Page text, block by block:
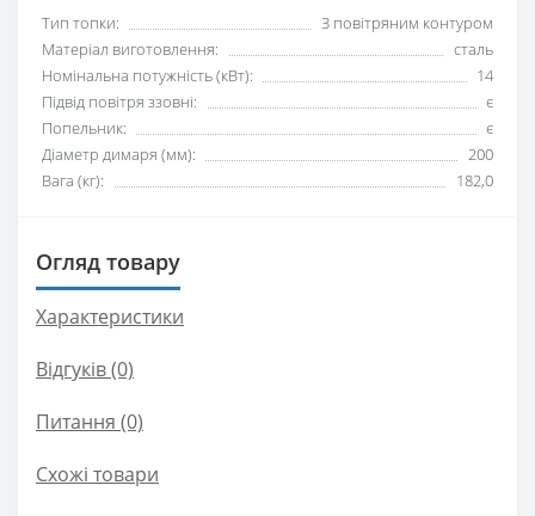
Тип топки:
З повітряним контуром
Матеріал виготовлення:
сталь
Номінальна потужність (кВт):
14
Підвід повітря ззовні:
є
Попельник:
є
Діаметр димаря (мм):
200
Вага (кг):
182,0
Огляд товару
Характеристики
Відгуків (0)
Питання (0)
Схожі товари